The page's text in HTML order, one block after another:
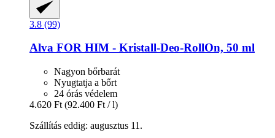
3.8 (99)
Alva FOR HIM -​ Kristall-​Deo-​RollOn, 50 ml
Nagyon bőrbarát
Nyugtatja a bőrt
24 órás védelem
4.620 Ft (92.400 Ft / l)
Szállítás eddig: augusztus 11.